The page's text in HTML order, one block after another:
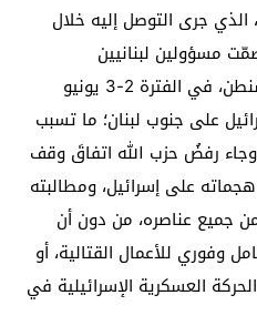
جرى التوصل إليه خلال
مسؤولين لبنانيين
وإسرائيليين وأمريكيين في واشنطن، في الفترة 2-3 يونيو
على جنوب لبنان؛ ما تسبب
رفضُ حزب الله اتفاقَ وقف
على إسرائيل، ومطالبته
جميع عناصره، من دون أن
للأعمال القتالية، أو
العسكرية الإسرائيلية في